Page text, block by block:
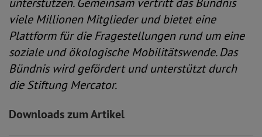
viele Millionen Mitglieder und bietet eine
Plattform für die Fragestellungen rund um eine
soziale und ökologische Mobilitätswende. Das
Bündnis wird gefördert und unterstützt durch
die Stiftung Mercator.
Downloads zum Artikel